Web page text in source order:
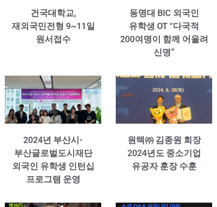
건국대학교,
재외국민전형 9~11일
원서접수
동명대 BIC 외국인
유학생 OT “다국적
200여명이 함께 어울려
신명”
2024년 부산시-
부산글로벌도시재단
외국인 유학생 인턴십
프로그램 운영
원텍㈜ 김종원 회장
2024년도 중소기업
유공자 훈장 수훈